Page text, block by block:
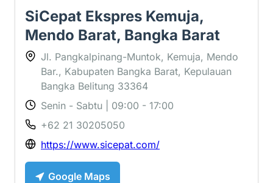
SiCepat Ekspres Kemuja,
Mendo Barat, Bangka Barat
Jl. Pangkalpinang-Muntok, Kemuja, Mendo
Bar., Kabupaten Bangka Barat, Kepulauan
Bangka Belitung 33364
Senin - Sabtu | 09:00 - 17:00
+62 21 30205050
https://www.sicepat.com/
Google Maps